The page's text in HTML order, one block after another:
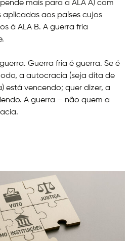
mais para a ALA A) com
aplicadas aos países cujos
à ALA B. A guerra fria
Guerra fria é guerra. Se é
a autocracia (seja dita de
está vencendo; quer dizer, a
A guerra – não quem a